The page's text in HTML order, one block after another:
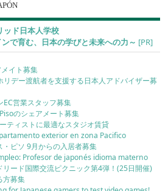
ッド日本人学校
ンで育む、日本の学びと未来への力～ [PR]
イト募集
リデー渡航者を支援する日本人アドバイザー募
EC営業スタッフ募集
のシェアメート募集
ティストに最適なスタジオ賃貸
exterior en zona Pacifico
・ピソ 9月からの入居者募集
Profesor de japonés idioma materno
リード国際交流ピクニック第4弾！(25日開催)
方募集